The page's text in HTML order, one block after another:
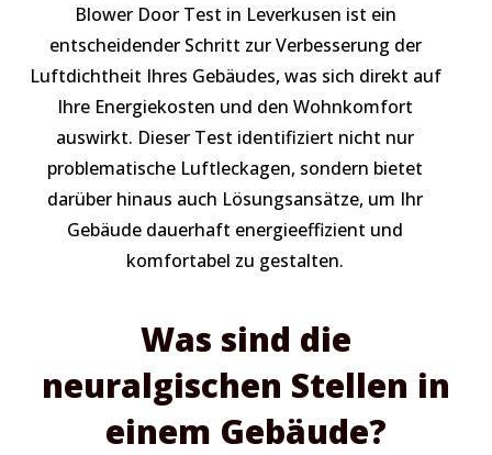
Blower Door Test in Leverkusen ist ein
entscheidender Schritt zur Verbesserung der
Luftdichtheit Ihres Gebäudes, was sich direkt auf
Ihre Energiekosten und den Wohnkomfort
auswirkt. Dieser Test identifiziert nicht nur
problematische Luftleckagen, sondern bietet
darüber hinaus auch Lösungsansätze, um Ihr
Gebäude dauerhaft energieeffizient und
komfortabel zu gestalten.
Was sind die
neuralgischen Stellen in
einem Gebäude?